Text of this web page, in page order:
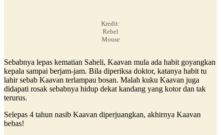
Kredit:
Rebel
Mouse
Sebabnya lepas kematian Saheli, Kaavan mula ada habit goyangkan
kepala sampai berjam-jam. Bila diperiksa doktor, katanya habit tu
lahir sebab Kaavan terlampau bosan. Malah kuku Kaavan juga
didapati rosak sebabnya hidup dekat kandang yang kotor dan tak
terurus.
Selepas 4 tahun nasib Kaavan diperjuangkan, akhirnya Kaavan
bebas!